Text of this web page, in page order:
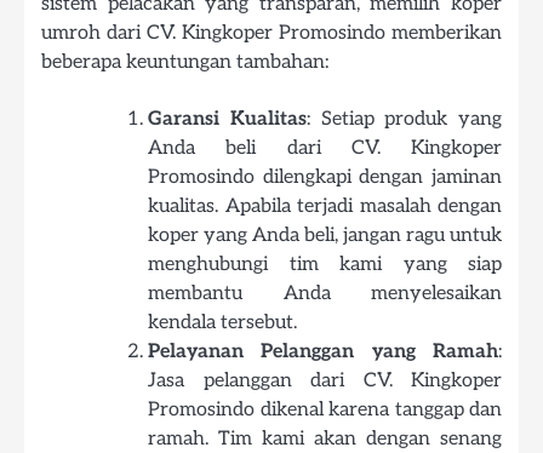
umroh dari CV. Kingkoper Promosindo memberikan
beberapa keuntungan tambahan:
Garansi Kualitas: Setiap produk yang
Anda beli dari CV. Kingkoper
Promosindo dilengkapi dengan jaminan
kualitas. Apabila terjadi masalah dengan
koper yang Anda beli, jangan ragu untuk
menghubungi tim kami yang siap
membantu Anda menyelesaikan
kendala tersebut.
Pelayanan Pelanggan yang Ramah:
Jasa pelanggan dari CV. Kingkoper
Promosindo dikenal karena tanggap dan
ramah. Tim kami akan dengan senang